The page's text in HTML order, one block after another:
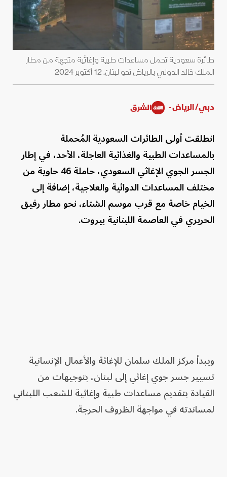
طائرة سعودية تحمل مساعدات طبية وإغاثية متجهة من مطار
الملك خالد الدولي بالرياض نحو لبنان. 12 أكتوبر 2024
دبي/ الرياض - الشرق
انطلقت أولى الطائرات السعودية المُحملة
بالمساعدات الطبية والغذائية العاجلة، الأحد، في إطار
الجسر الجوي الإغاثي السعودي، حاملة 46 حاوية من
مختلف المساعدات الدوائية والعلاجية، إضافة إلى
الخيام خاصة مع قرب موسم الشتاء، نحو مطار رفيق
الحريري في العاصمة اللبنانية بيروت.
ويبدأ مركز الملك سلمان للإغاثة والأعمال الإنسانية
تسيير جسر جوي إغاثي إلى لبنان، بتوجيهات من
القيادة بتقديم مساعدات طبية وإغاثية للشعب اللبناني
لمساندته في مواجهة الظروف الحرجة.